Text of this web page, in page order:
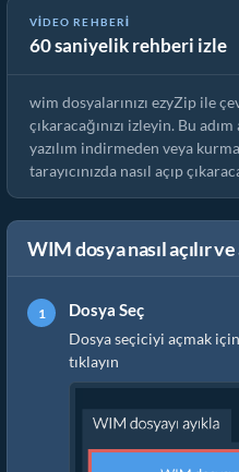
VIDEO REHBERI
60 saniyelik rehberi izle
ezyZip ile wim Dosyaları
wim dosyalarınızı ezyZip ile
çıkaracağınızı izleyin. Bu
yazılım indirmeden veya
tarayıcınızda nasıl açıp
WIM dosya nasıl açılır ve
Dosya Seç
Dosya seçiciyi açmak
tıklayın